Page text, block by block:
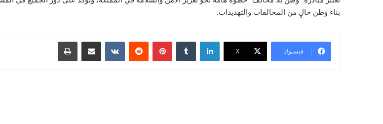
بناء وطن خالٍ من المخالفات والتهديدات.
فيسبوك ‫X
لينكدإن بينتيريست